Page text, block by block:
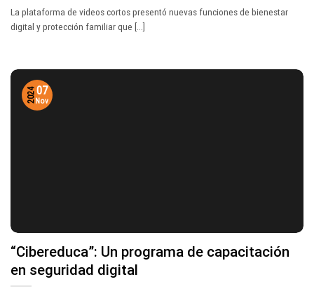
La plataforma de videos cortos presentó nuevas funciones de bienestar
digital y protección familiar que [...]
“Cibereduca”: Un programa de capacitación
en seguridad digital
07
Nov
2024